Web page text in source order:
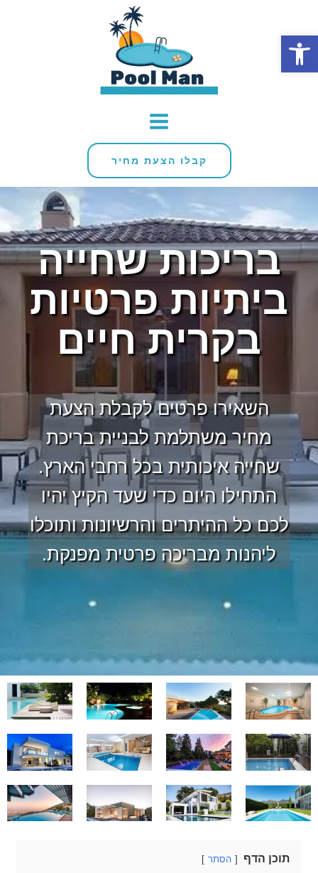
פתח סרגל נגישות
קבלו הצעת מחיר
בריכות שחייה
ביתיות פרטיות
בקרית חיים
השאירו פרטים לקבלת הצעת
מחיר משתלמת לבניית בריכת
שחייה איכותית בכל רחבי הארץ.
התחילו היום כדי שעד הקיץ יהיו
לכם כל ההיתרים והרשיונות ותוכלו
ליהנות מבריכה פרטית מפנקת.
תוכן הדף הסתר